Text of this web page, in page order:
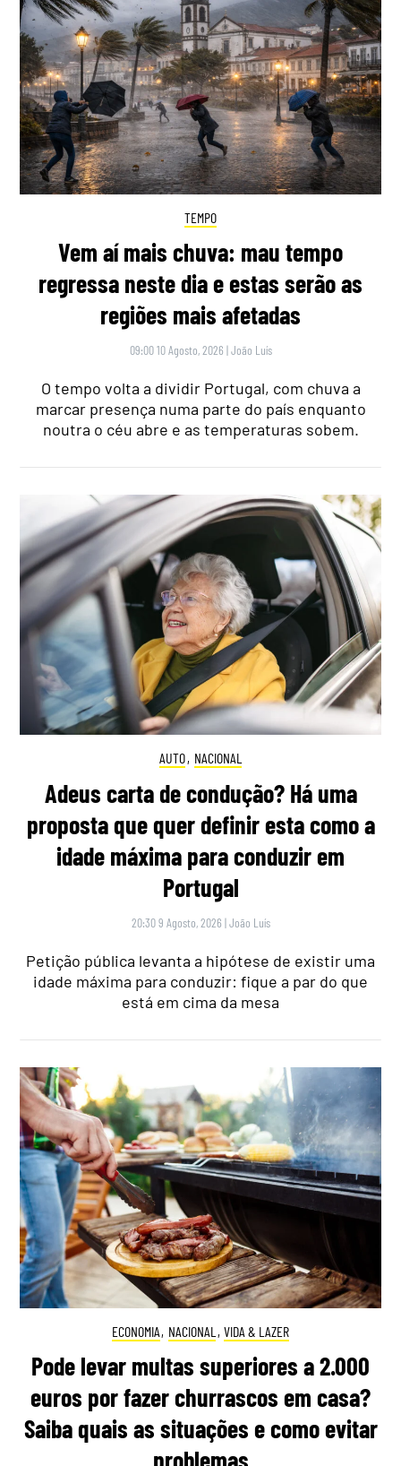
TEMPO
Vem aí mais chuva: mau tempo
regressa neste dia e estas serão as
regiões mais afetadas
09:00 10 Agosto, 2026 |João Luís
O tempo volta a dividir Portugal, com chuva a
marcar presença numa parte do país enquanto
noutra o céu abre e as temperaturas sobem.
AUTO, NACIONAL
Adeus carta de condução? Há uma
proposta que quer definir esta como a
idade máxima para conduzir em
Portugal
20:30 9 Agosto, 2026 |João Luís
Petição pública levanta a hipótese de existir uma
idade máxima para conduzir: fique a par do que
está em cima da mesa
ECONOMIA, NACIONAL , VIDA & LAZER
Pode levar multas superiores a 2.000
euros por fazer churrascos em casa?
Saiba quais as situações e como evitar
problemas